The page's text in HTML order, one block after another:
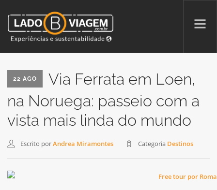
PARCERIAS
NA MÍDIA
22 AGO
Via Ferrata em Loen,
na Noruega: passeio com a
vista mais linda do mundo
Escrito porAndrea Miramontes Categoria Destinos